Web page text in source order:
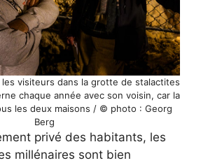
les visiteurs dans la grotte de stalactites
chaque année avec son voisin, car la
les deux maisons / © photo : Georg
Berg
privé des habitants, les
millénaires sont bien